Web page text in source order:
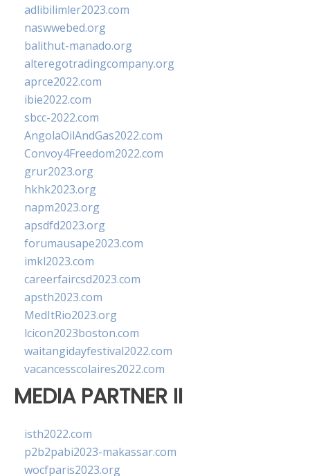
adlibilimler2023.com
naswwebed.org
balithut-manado.org
alteregotradingcompany.org
aprce2022.com
ibie2022.com
sbcc-2022.com
AngolaOilAndGas2022.com
Convoy4Freedom2022.com
grur2023.org
hkhk2023.org
napm2023.org
apsdfd2023.org
forumausape2023.com
imkl2023.com
careerfaircsd2023.com
apsth2023.com
MedItRio2023.org
lcicon2023boston.com
waitangidayfestival2022.com
vacancesscolaires2022.com
MEDIA PARTNER II
isth2022.com
p2b2pabi2023-makassar.com
wocfparis2023.org